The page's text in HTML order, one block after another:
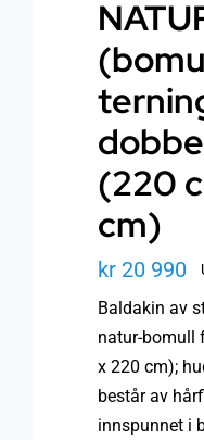
(220
cm)
kr 20 990
Baldakin av
natur-bomull
x 220 cm);
består av
innspunnet i